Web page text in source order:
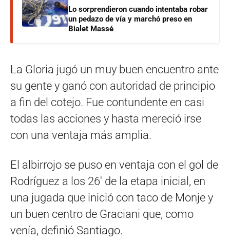
Lo sorprendieron cuando intentaba robar
un pedazo de vía y marchó preso en
Bialet Massé
La Gloria jugó un muy buen encuentro ante
su gente y ganó con autoridad de principio
a fin del cotejo. Fue contundente en casi
todas las acciones y hasta mereció irse
con una ventaja más amplia.
El albirrojo se puso en ventaja con el gol de
Rodríguez a los 26′ de la etapa inicial, en
una jugada que inició con taco de Monje y
un buen centro de Graciani que, como
venía, definió Santiago.